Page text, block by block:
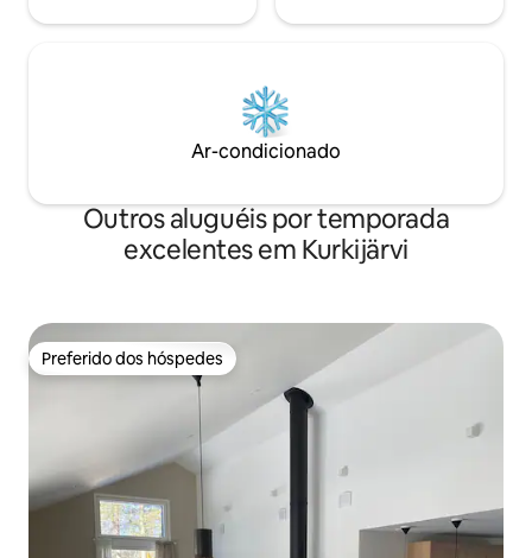
Ar-condicionado
Outros aluguéis por temporada
excelentes em Kurkijärvi
Preferido dos hóspedes
Preferido dos hóspedes